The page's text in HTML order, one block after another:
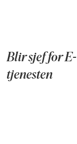
Blir sjef for E-
tjenesten